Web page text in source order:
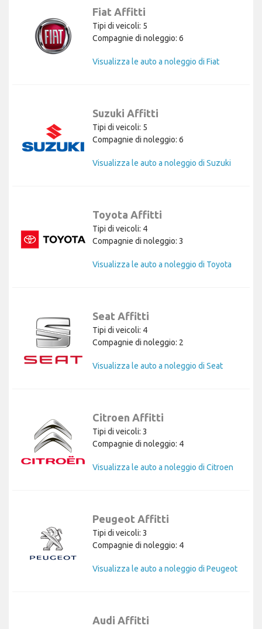
Fiat Affitti
Tipi di veicoli: 5
Compagnie di noleggio: 6
Visualizza le auto a noleggio di Fiat
Suzuki Affitti
Tipi di veicoli: 5
Compagnie di noleggio: 6
Visualizza le auto a noleggio di Suzuki
Toyota Affitti
Tipi di veicoli: 4
Compagnie di noleggio: 3
Visualizza le auto a noleggio di Toyota
Seat Affitti
Tipi di veicoli: 4
Compagnie di noleggio: 2
Visualizza le auto a noleggio di Seat
Citroen Affitti
Tipi di veicoli: 3
Compagnie di noleggio: 4
Visualizza le auto a noleggio di Citroen
Peugeot Affitti
Tipi di veicoli: 3
Compagnie di noleggio: 4
Visualizza le auto a noleggio di Peugeot
Audi Affitti